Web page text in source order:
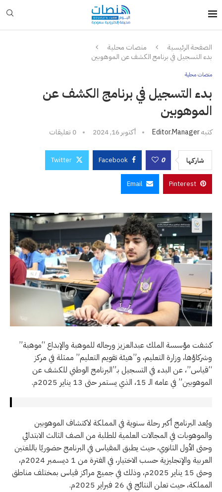
الصفحة الرئيسية
منصات محلية
بدء التسجيل في برنامج الكشف عن الموهوبين
منصات محلية
بدء التسجيل في برنامج الكشف عن
الموهوبين
كتبهEditor.manager أكتوبر 16, 2024 0 تعليقات
شاركها 0
Facebook
Twitter
Pinterest
Email
كشفت مؤسسة الملك عبدالعزيز ورجاله للموهبة والإبداع “موهبة”
وشركاؤها، وزارة التعليم، و”هيئة تقويم التعليم” ممثلة في مركز
“قياس”، عن البدء في التسجيل بـ”البرنامج الوطني للكشف عن
الموهوبين” في عامه الـ 15، الذي يستمر حتى 13 يناير 2025م.
ويُعد البرنامج أكبر رحلة سنوية في المملكة لاكتشاف الموهوبين
والموهوبات في المجالات العلمية للطلبة من الصف الثالث الابتدائي
وحتى الأول الثانوي، حيث يطبق المقياس في البرنامج حضوريًا باللغتين
العربية والإنجليزية حسب الاختيار، في الفترة من 1 ديسمبر 2024م،
وحتى 15 يناير 2025م، وذلك في جميع مراكز قياس بمختلف مناطق
المملكة، حيث تعلن النتائج في 26 فبراير 2025م.